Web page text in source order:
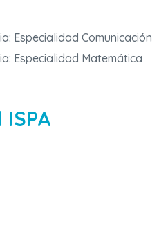
Especialidad Comunicación
Especialidad Matemática